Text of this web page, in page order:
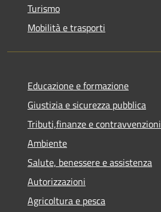
Turismo
Mobilità e trasporti
Educazione e formazione
Giustizia e sicurezza pubblica
Tributi,finanze e contravvenzioni
Ambiente
Salute, benessere e assistenza
Autorizzazioni
Agricoltura e pesca